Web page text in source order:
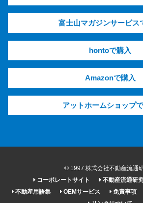
富士山マガジンサービス
hontoで購入
Amazonで購入
アットホームショップ
© 1997 株式会社不動産流通
コーポレートサイト
不動産流通研
不動産用語集
OEMサービス 免責事項